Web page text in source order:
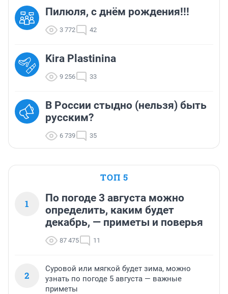
Пилюля, с днём рождения!!!
3 772 42
Kira Plastinina
9 256 33
В России стыдно (нельзя) быть
русским?
6 739 35
ТОП 5
1
По погоде 3 августа можно
определить, каким будет
декабрь, — приметы и поверья
87 475 11
2
Суровой или мягкой будет зима, можно
узнать по погоде 5 августа — важные
приметы